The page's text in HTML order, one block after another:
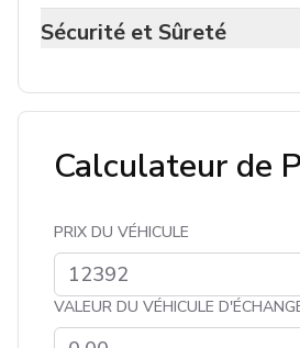
Sécurité et Sûreté
Calculateur de
PRIX DU VÉHICULE
VALEUR DU VÉHICULE